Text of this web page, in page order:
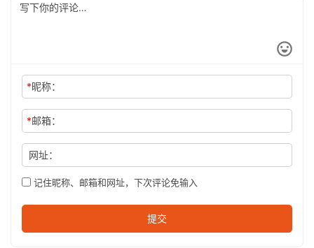
*昵称：
*邮箱：
网址：
记住昵称、邮箱和网址，下次评论免输入
提交